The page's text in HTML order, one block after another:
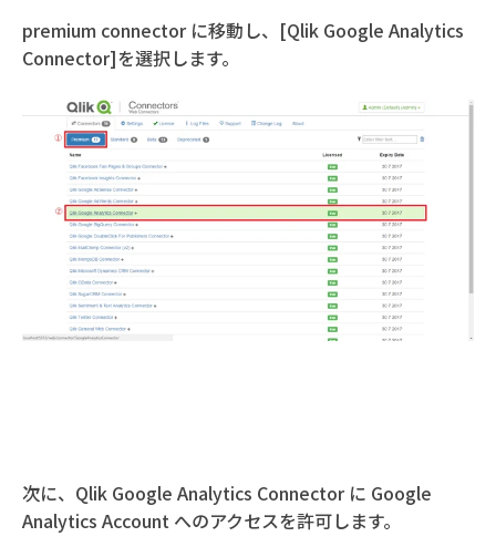
premium connector に移動し、[Qlik Google Analytics
Connector]を選択します。
次に、Qlik Google Analytics Connector に Google
Analytics Account へのアクセスを許可します。